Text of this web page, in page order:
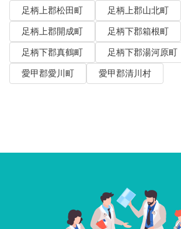
足柄上郡松田町
足柄上郡山北町
足柄上郡開成町
足柄下郡箱根町
足柄下郡真鶴町
足柄下郡湯河原町
愛甲郡愛川町
愛甲郡清川村